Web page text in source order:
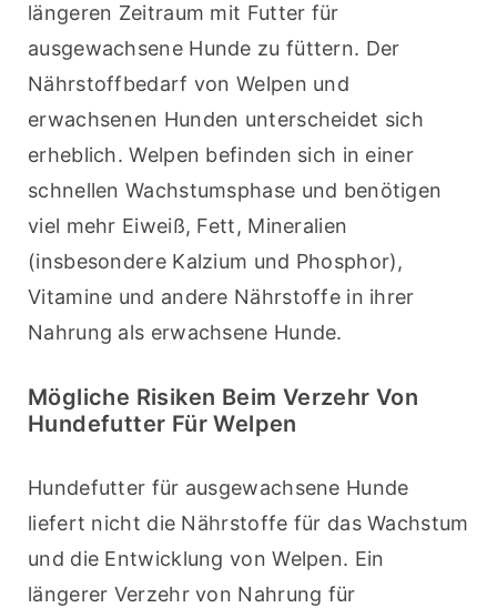
längeren Zeitraum mit Futter für
ausgewachsene Hunde zu füttern. Der
Nährstoffbedarf von Welpen und
erwachsenen Hunden unterscheidet sich
erheblich. Welpen befinden sich in einer
schnellen Wachstumsphase und benötigen
viel mehr Eiweiß, Fett, Mineralien
(insbesondere Kalzium und Phosphor),
Vitamine und andere Nährstoffe in ihrer
Nahrung als erwachsene Hunde.
Mögliche Risiken Beim Verzehr Von
Hundefutter Für Welpen
Hundefutter für ausgewachsene Hunde
liefert nicht die Nährstoffe für das Wachstum
und die Entwicklung von Welpen. Ein
längerer Verzehr von Nahrung für